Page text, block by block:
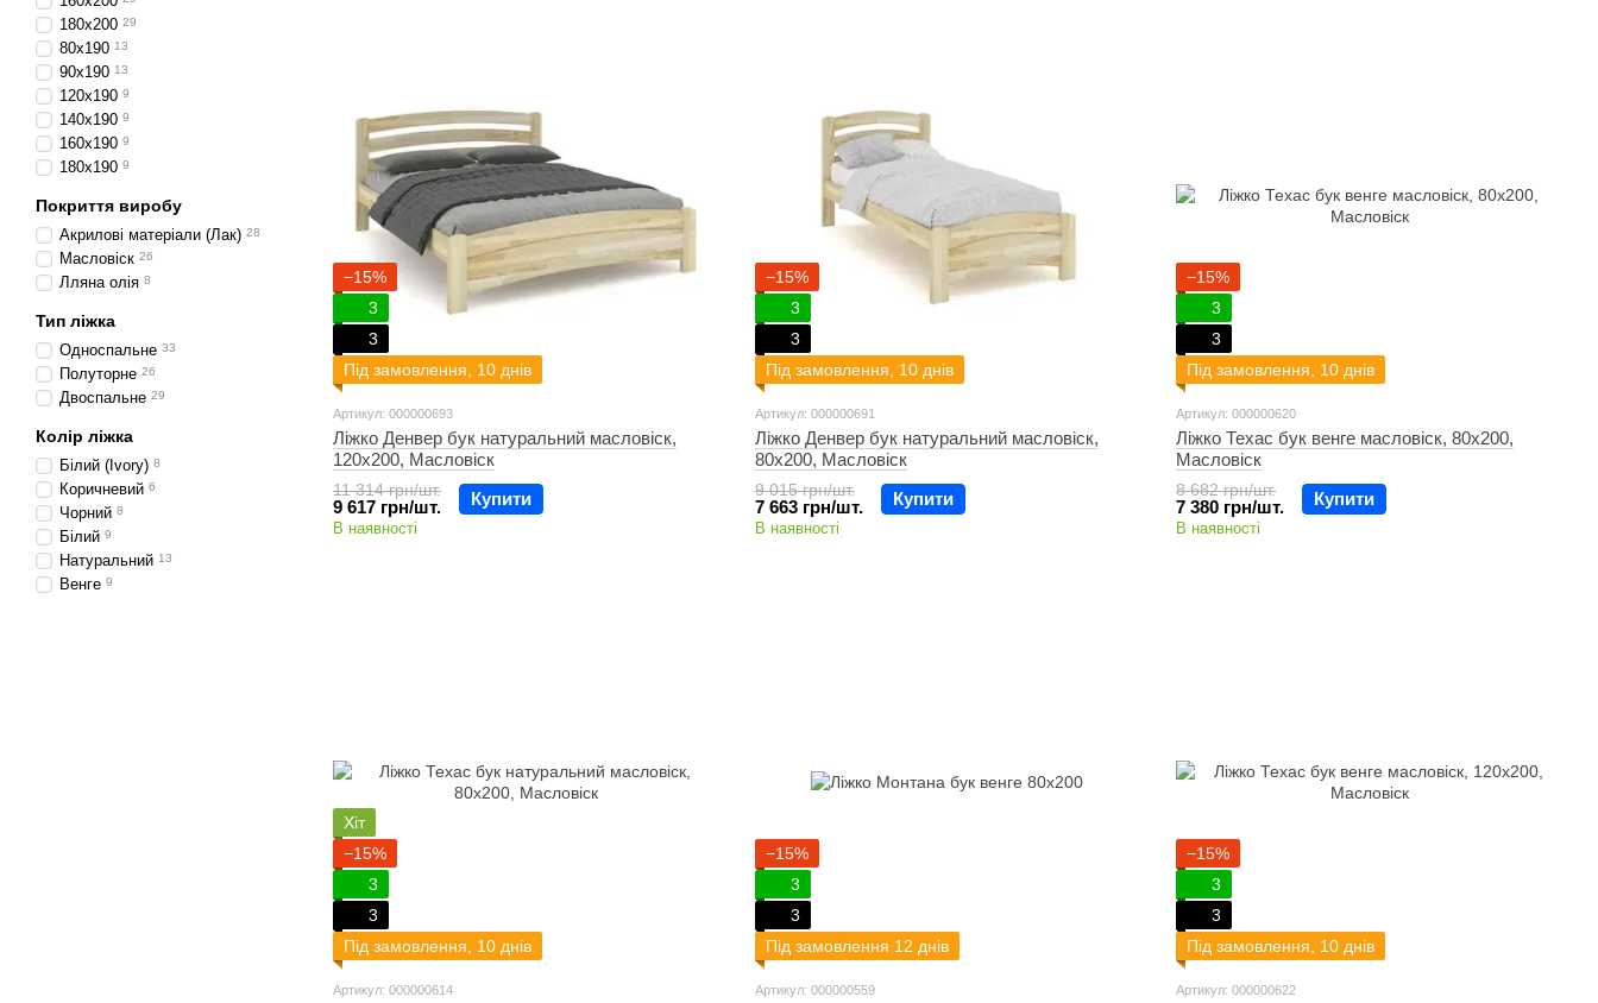
−15%
3
3
Під замовлення, 10 днів
Артикул: 000000693
Ліжко Денвер бук натуральний масловіск,
120х200, Масловіск
11 314 грн/шт.
9 617 грн/шт. Купити
В наявності
−15%
3
3
Під замовлення, 10 днів
Артикул: 000000691
Ліжко Денвер бук натуральний масловіск,
80х200, Масловіск
9 015 грн/шт.
7 663 грн/шт. Купити
В наявності
−15%
3
3
Під замовлення, 10 днів
Артикул: 000000620
Ліжко Техас бук венге масловіск, 80х200,
Масловіск
8 682 грн/шт.
7 380 грн/шт. Купити
В наявності
Хіт
−15%
3
3
Під замовлення, 10 днів
Артикул: 000000614
−15%
3
3
Під замовлення 12 днів
Артикул: 000000559
−15%
3
3
Під замовлення, 10 днів
Артикул: 000000622
180х200 29
80х190 13
90х190 13
120х190 9
140х190 9
160х190 9
180х190 9
Покриття виробу
Акрилові матеріали (Лак) 28
Масловіск 26
Лляна олія 8
Тип ліжка
Односпальне 33
Полуторне 26
Двоспальне 29
Колір ліжка
Білий (Ivory) 8
Коричневий 6
Чорний 8
Білий 9
Натуральний 13
Венге 9